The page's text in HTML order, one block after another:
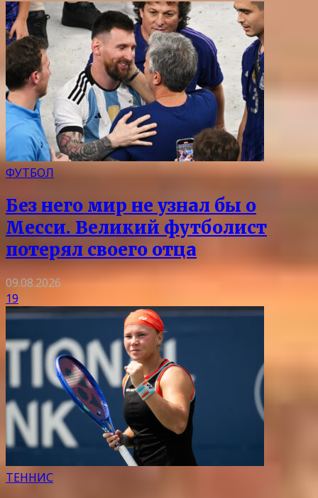
ФУТБОЛ
Без него мир не узнал бы о
Месси. Великий футболист
потерял своего отца
09.08.2026
19
ТЕННИС